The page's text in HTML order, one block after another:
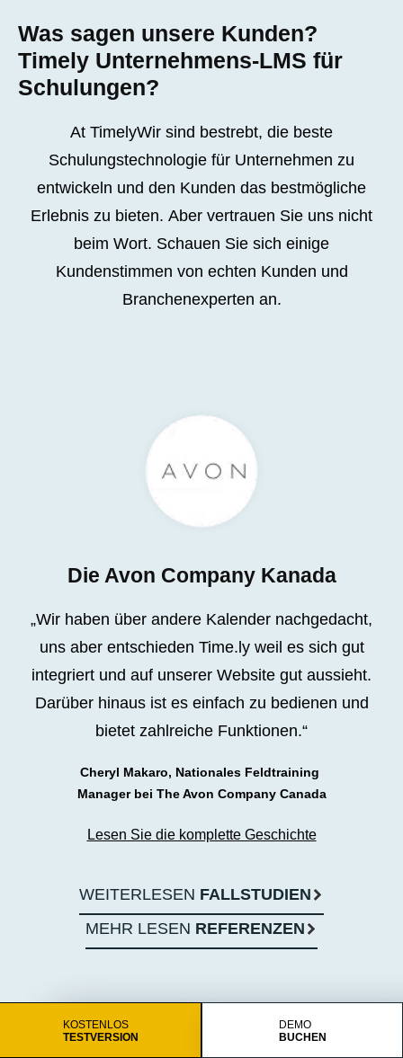
KOSTENLOS
TESTVERSION
DEMO
BUCHEN
Was sagen unsere Kunden?
Timely Unternehmens-LMS für
Schulungen?
At TimelyWir sind bestrebt, die beste
Schulungstechnologie für Unternehmen zu
entwickeln und den Kunden das bestmögliche
Erlebnis zu bieten. Aber vertrauen Sie uns nicht
beim Wort. Schauen Sie sich einige
Kundenstimmen von echten Kunden und
Branchenexperten an.
Die Avon Company Kanada
„Wir haben über andere Kalender nachgedacht,
uns aber entschieden Time.ly weil es sich gut
integriert und auf unserer Website gut aussieht.
Darüber hinaus ist es einfach zu bedienen und
bietet zahlreiche Funktionen.“
Cheryl Makaro, Nationales Feldtraining
Manager bei The Avon Company Canada
Lesen Sie die komplette Geschichte
WEITERLESEN FALLSTUDIEN
MEHR LESEN REFERENZEN